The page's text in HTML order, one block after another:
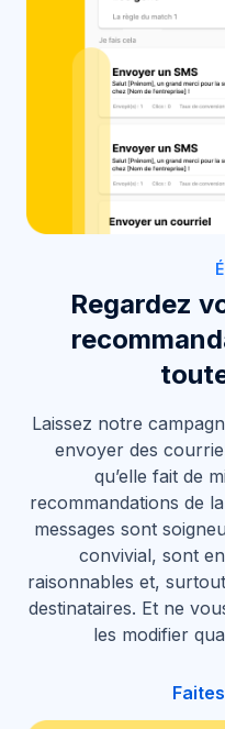
Regardez
Laissez notre
envoyer des
qu’elle fait de
recommandations de
messages sont
convivial, sont
raisonnables et,
destinataires. Et ne
les modifier